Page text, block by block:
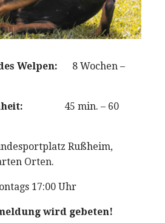
Welpen: 8 Wochen –
45 min. – 60
Rußheim,
Orten.
17:00 Uhr
wird gebeten!